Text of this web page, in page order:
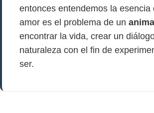
entonces entendemos la esencia
amor es el problema de un animal
encontrar la vida, crear un
naturaleza con el fin de
ser.